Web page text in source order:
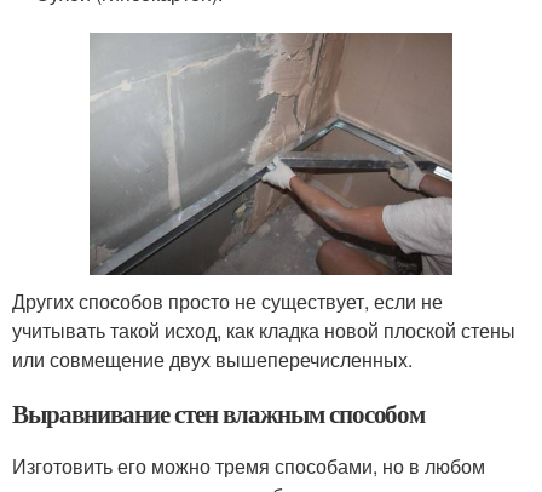
Других способов просто не существует, если не
учитывать такой исход, как кладка новой плоской стены
или совмещение двух вышеперечисленных.
Выравнивание стен влажным способом
Изготовить его можно тремя способами, но в любом